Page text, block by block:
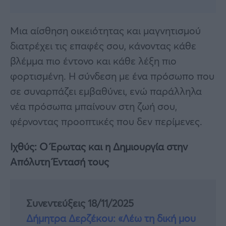
Μια αίσθηση οικειότητας και μαγνητισμού
διατρέχει τις επαφές σου, κάνοντας κάθε
βλέμμα πιο έντονο και κάθε λέξη πιο
φορτισμένη. Η σύνδεση με ένα πρόσωπο που
σε συναρπάζει εμβαθύνει, ενώ παράλληλα
νέα πρόσωπα μπαίνουν στη ζωή σου,
φέρνοντας προοπτικές που δεν περίμενες.
Ιχθύς: Ο Έρωτας και η Δημιουργία στην
Απόλυτη Έντασή τους
Συνεντεύξεις 18/11/2025
Δήμητρα Δερζέκου: «Λέω τη δική μου